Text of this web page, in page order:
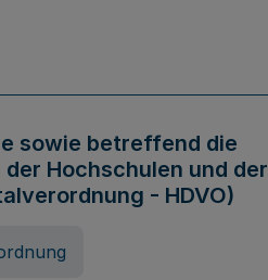
sowie betreffend die
Hochschulen und der
- HDVO)